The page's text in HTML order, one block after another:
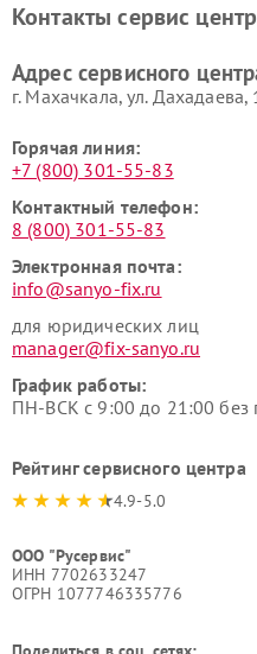
Контакты сервис
Адрес сервисного
г. Махачкала, ул. Дахадаева,
Горячая линия:
+7 (800) 301-55-83
Контактный телефон:
8 (800) 301-55-83
Электронная почта:
info@sanyo-fix.ru
для юридических лиц
manager@fix-sanyo.ru
График работы:
ПН-ВСК с 9:00 до 21:00
Рейтинг сервисного центра
4.9-5.0
ООО "Русервис"
ИНН 7702633247
ОГРН 1077746335776